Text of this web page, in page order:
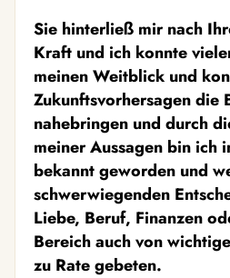
Sie hinterließ mir nach
Kraft und ich konnte
meinen Weitblick und
Zukunftsvorhersagen die
nahebringen und durch
meiner Aussagen bin ich
bekannt geworden und
schwerwiegenden
Liebe, Beruf, Finanzen
Bereich auch von
zu Rate gebeten.